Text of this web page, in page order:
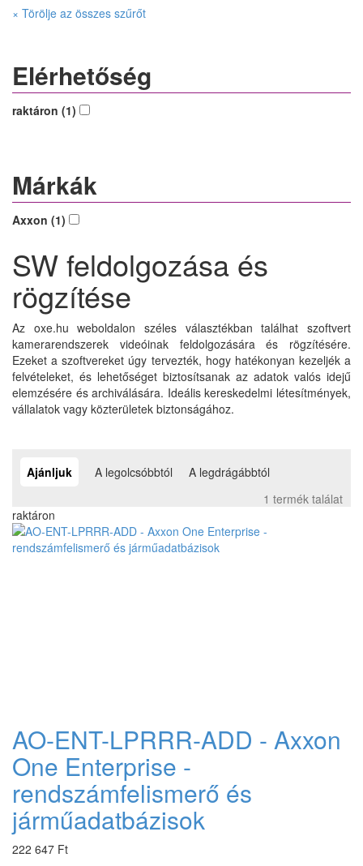
× Törölje az összes szűrőt
Elérhetőség
raktáron (1)
Márkák
Axxon (1)
SW feldolgozása és
rögzítése
Az oxe.hu weboldalon széles választékban találhat szoftvert
kamerarendszerek videóinak feldolgozására és rögzítésére.
Ezeket a szoftvereket úgy tervezték, hogy hatékonyan kezeljék a
felvételeket, és lehetőséget biztosítsanak az adatok valós idejű
elemzésére és archiválására. Ideális kereskedelmi létesítmények,
vállalatok vagy közterületek biztonságához.
Ajánljuk A legolcsóbbtól
A legdrágábbtól
1 termék találat
raktáron
AO-ENT-LPRRR-ADD - Axxon
One Enterprise -
rendszámfelismerő és
járműadatbázisok
222 647 Ft